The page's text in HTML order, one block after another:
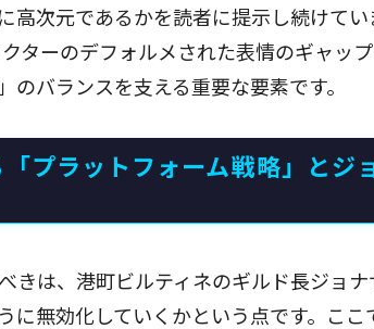
高次元であるかを読者に提示し続けてい
ターのデフォルメされた表情のギャッ
のバランスを支える重要な要素です。
プラットフォーム戦略」とジ
きは、港町ビルティネのギルド長ジョ
に無効化していくかという点です。ここ